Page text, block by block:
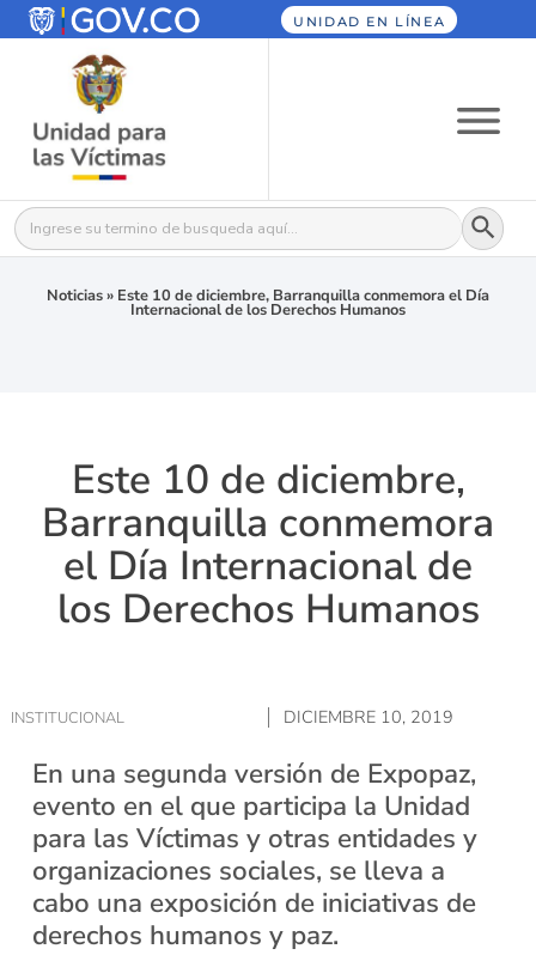
UNIDAD EN LÍNEA
Buscar: Botón
Noticias» Este 10 de diciembre, Barranquilla conmemora el Día
Internacional de los Derechos Humanos
Este 10 de diciembre,
Barranquilla conmemora
el Día Internacional de
los Derechos Humanos
INSTITUCIONAL DICIEMBRE 10, 2019
En una segunda versión de Expopaz,
evento en el que participa la Unidad
para las Víctimas y otras entidades y
organizaciones sociales, se lleva a
cabo una exposición de iniciativas de
derechos humanos y paz.